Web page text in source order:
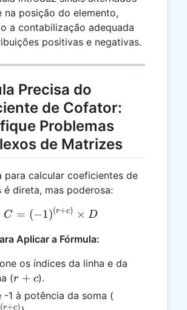
na posição do elemento,
a contabilização adequada
positivas e negativas.
Precisa do
de Cofator:
Problemas
de Matrizes
para calcular coeficientes de
direta, mas poderosa:
C = (-1)^{(r+c)} \times D
C = (−1)(r+c) × D
Aplicar a Fórmula:
os índices da linha e da
(r
+
c
r + c).
-1 à potência da soma (
(r+c)